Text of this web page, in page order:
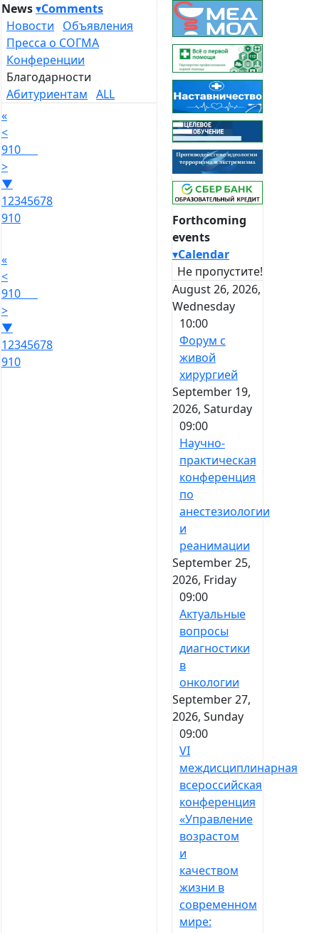
News▾Comments
Новости
Объявления
Пресса о СОГМА
Конференции
Благодарности
Абитуриентам ALL
«
<
910
>
▼
12345678
910
«
<
910
>
▼
12345678
910
Forthcoming
events
▾Calendar
Не пропустите!
August 26, 2026,
Wednesday
10:00
Форум с
живой
хирургией
September 19,
2026, Saturday
09:00
Научно-
практическая
конференция
по
анестезиологии
и
реанимации
September 25,
2026, Friday
09:00
Актуальные
вопросы
диагностики
в
онкологии
September 27,
2026, Sunday
09:00
VI
междисциплинарная
всероссийская
конференция
«Управление
возрастом
и
качеством
жизни в
современном
мире: